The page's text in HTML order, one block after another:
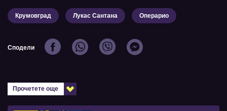
Крумовград Лукас Сантана Операрио
Сподели
Прочетете още